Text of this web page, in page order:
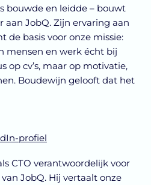
bouwde en leidde – bouwt
aan JobQ. Zijn ervaring aan
de basis voor onze missie:
mensen en werk écht bij
op cv’s, maar op motivatie,
Boudewijn gelooft dat het
profiel
CTO verantwoordelijk voor
JobQ. Hij vertaalt onze